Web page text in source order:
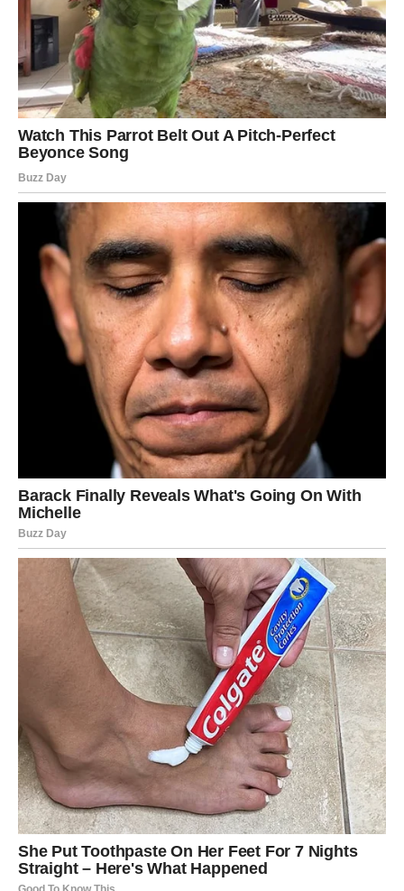
PROMENA
Vodolija ulazi u dekadu neočekivanih obrta.
Ljubav:Susret ili poruka koja menja tok emocija.
Posao:Nova ideja donosi preokret.
Lekcija:Ne bežite od vezivanja.
RIBE – ROMANTIČNA I
INTUITIVNA FAZA
Ribe osećaju pojačanu intuiciju.
Ljubav:Moguć sudbinski susret ili produbljivanje veze.
Kreativnost donosi uspeh.
Ne idealizujte previše.